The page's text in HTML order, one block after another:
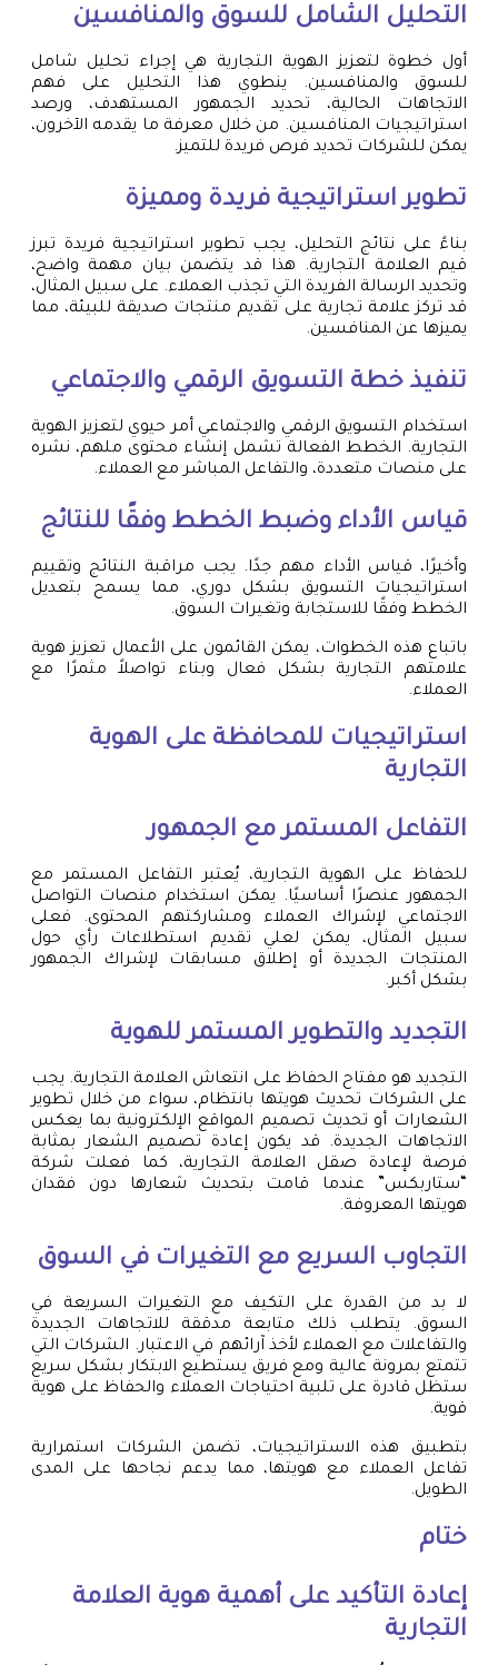
التحليل الشامل للسوق والمنافسين
أول خطوة لتعزيز الهوية التجارية هي إجراء تحليل شامل
للسوق والمنافسين. ينطوي هذا التحليل على فهم
الاتجاهات الحالية، تحديد الجمهور المستهدف، ورصد
استراتيجيات المنافسين. من خلال معرفة ما يقدمه الآخرون،
يمكن للشركات تحديد فرص فريدة للتميز.
تطوير استراتيجية فريدة ومميزة
بناءً على نتائج التحليل، يجب تطوير استراتيجية فريدة تبرز
قيم العلامة التجارية. هذا قد يتضمن بيان مهمة واضح،
وتحديد الرسالة الفريدة التي تجذب العملاء. على سبيل المثال،
قد تركز علامة تجارية على تقديم منتجات صديقة للبيئة، مما
يميزها عن المنافسين.
تنفيذ خطة التسويق الرقمي والاجتماعي
استخدام التسويق الرقمي والاجتماعي أمر حيوي لتعزيز الهوية
التجارية. الخطط الفعالة تشمل إنشاء محتوى ملهم، نشره
على منصات متعددة، والتفاعل المباشر مع العملاء.
قياس الأداء وضبط الخطط وفقًا للنتائج
وأخيرًا، قياس الأداء مهم جدًا. يجب مراقبة النتائج وتقييم
استراتيجيات التسويق بشكل دوري، مما يسمح بتعديل
الخطط وفقًا للاستجابة وتغيرات السوق.
باتباع هذه الخطوات، يمكن القائمون على الأعمال تعزيز هوية
علامتهم التجارية بشكل فعال وبناء تواصلاً مثمرًا مع
العملاء.
استراتيجيات للمحافظة على الهوية
التجارية
التفاعل المستمر مع الجمهور
للحفاظ على الهوية التجارية، يُعتبر التفاعل المستمر مع
الجمهور عنصرًا أساسيًا. يمكن استخدام منصات التواصل
الاجتماعي لإشراك العملاء ومشاركتهم المحتوى. فعلى
سبيل المثال، يمكن لعلي تقديم استطلاعات رأي حول
المنتجات الجديدة أو إطلاق مسابقات لإشراك الجمهور
بشكل أكبر.
التجديد والتطوير المستمر للهوية
التجديد هو مفتاح الحفاظ على انتعاش العلامة التجارية. يجب
على الشركات تحديث هويتها بانتظام، سواء من خلال تطوير
الشعارات أو تحديث تصميم المواقع الإلكترونية بما يعكس
الاتجاهات الجديدة. قد يكون إعادة تصميم الشعار بمثابة
فرصة لإعادة صقل العلامة التجارية، كما فعلت شركة
“ستاربكس” عندما قامت بتحديث شعارها دون فقدان
هويتها المعروفة.
التجاوب السريع مع التغيرات في السوق
لا بد من القدرة على التكيف مع التغيرات السريعة في
السوق. يتطلب ذلك متابعة مدققة للاتجاهات الجديدة
والتفاعلات مع العملاء لأخذ آرائهم في الاعتبار. الشركات التي
تتمتع بمرونة عالية ومع فريق يستطيع الابتكار بشكل سريع
ستظل قادرة على تلبية احتياجات العملاء والحفاظ على هوية
قوية.
بتطبيق هذه الاستراتيجيات، تضمن الشركات استمرارية
تفاعل العملاء مع هويتها، مما يدعم نجاحها على المدى
الطويل.
ختام
إعادة التأكيد على أهمية هوية العلامة
التجارية